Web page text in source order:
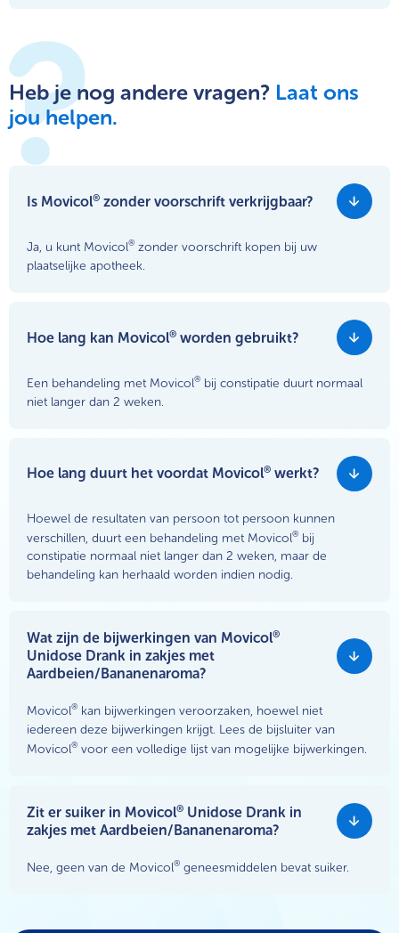
Heb je nog andere vragen? Laat ons
jou helpen.
Is Movicol® zonder voorschrift verkrijgbaar?
Ja, u kunt Movicol® zonder voorschrift kopen bij uw
plaatselijke apotheek.
Hoe lang kan Movicol® worden gebruikt?
Een behandeling met Movicol® bij constipatie duurt normaal
niet langer dan 2 weken.
Hoe lang duurt het voordat Movicol® werkt?
Hoewel de resultaten van persoon tot persoon kunnen
verschillen, duurt een behandeling met Movicol® bij
constipatie normaal niet langer dan 2 weken, maar de
behandeling kan herhaald worden indien nodig.
Wat zijn de bijwerkingen van Movicol®
Unidose Drank in zakjes met
Aardbeien/Bananenaroma?
Movicol® kan bijwerkingen veroorzaken, hoewel niet
iedereen deze bijwerkingen krijgt. Lees de bijsluiter van
Movicol® voor een volledige lijst van mogelijke bijwerkingen.
Zit er suiker in Movicol® Unidose Drank in
zakjes met Aardbeien/Bananenaroma?
Nee, geen van de Movicol® geneesmiddelen bevat suiker.